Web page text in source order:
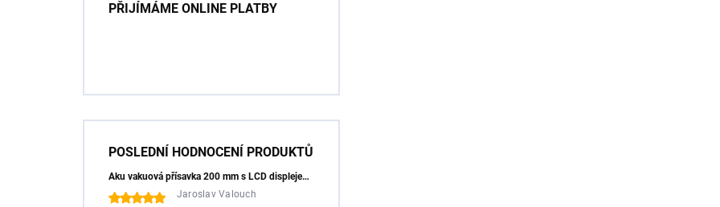
PŘIJÍMÁME ONLINE PLATBY
POSLEDNÍ HODNOCENÍ PRODUKTŮ
Aku vakuová přísavka 200 mm s LCD displejem (150 kg) - HÖGERT HT3B355
Jaroslav Valouch